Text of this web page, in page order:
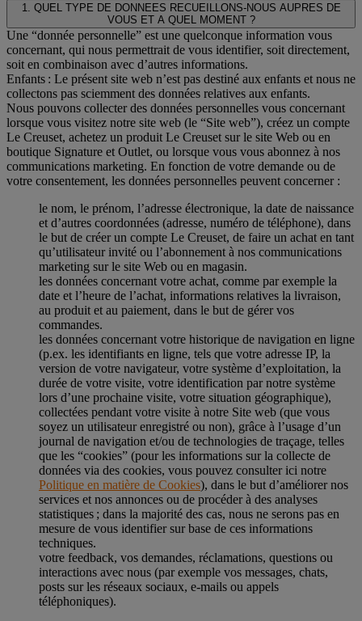
1. QUEL TYPE DE DONNEES RECUEILLONS-NOUS AUPRES DE
VOUS ET A QUEL MOMENT ?
Une “donnée personnelle” est une quelconque information vous
concernant, qui nous permettrait de vous identifier, soit directement,
soit en combinaison avec d’autres informations.
Enfants : Le présent site web n’est pas destiné aux enfants et nous ne
collectons pas sciemment des données relatives aux enfants.
Nous pouvons collecter des données personnelles vous concernant
lorsque vous visitez notre site web (le “Site web”), créez un compte
Le Creuset, achetez un produit Le Creuset sur le site Web ou en
boutique Signature et Outlet, ou lorsque vous vous abonnez à nos
communications marketing. En fonction de votre demande ou de
votre consentement, les données personnelles peuvent concerner :
le nom, le prénom, l’adresse électronique, la date de naissance
et d’autres coordonnées (adresse, numéro de téléphone), dans
le but de créer un compte Le Creuset, de faire un achat en tant
qu’utilisateur invité ou l’abonnement à nos communications
marketing sur le site Web ou en magasin.
les données concernant votre achat, comme par exemple la
date et l’heure de l’achat, informations relatives la livraison,
au produit et au paiement, dans le but de gérer vos
commandes.
les données concernant votre historique de navigation en ligne
(p.ex. les identifiants en ligne, tels que votre adresse IP, la
version de votre navigateur, votre système d’exploitation, la
durée de votre visite, votre identification par notre système
lors d’une prochaine visite, votre situation géographique),
collectées pendant votre visite à notre Site web (que vous
soyez un utilisateur enregistré ou non), grâce à l’usage d’un
journal de navigation et/ou de technologies de traçage, telles
que les “cookies” (pour les informations sur la collecte de
données via des cookies, vous pouvez consulter ici notre
Politique en matière de Cookies), dans le but d’améliorer nos
services et nos annonces ou de procéder à des analyses
statistiques ; dans la majorité des cas, nous ne serons pas en
mesure de vous identifier sur base de ces informations
techniques.
votre feedback, vos demandes, réclamations, questions ou
interactions avec nous (par exemple vos messages, chats,
posts sur les réseaux sociaux, e-mails ou appels
téléphoniques).